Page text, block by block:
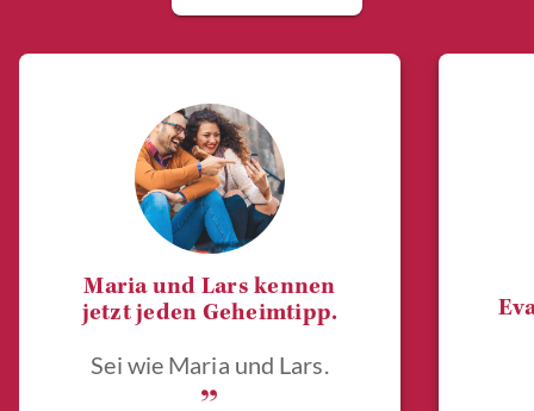
Maria und Lars kennen
jetzt jeden Geheimtipp.
Sei wie Maria und Lars.
„